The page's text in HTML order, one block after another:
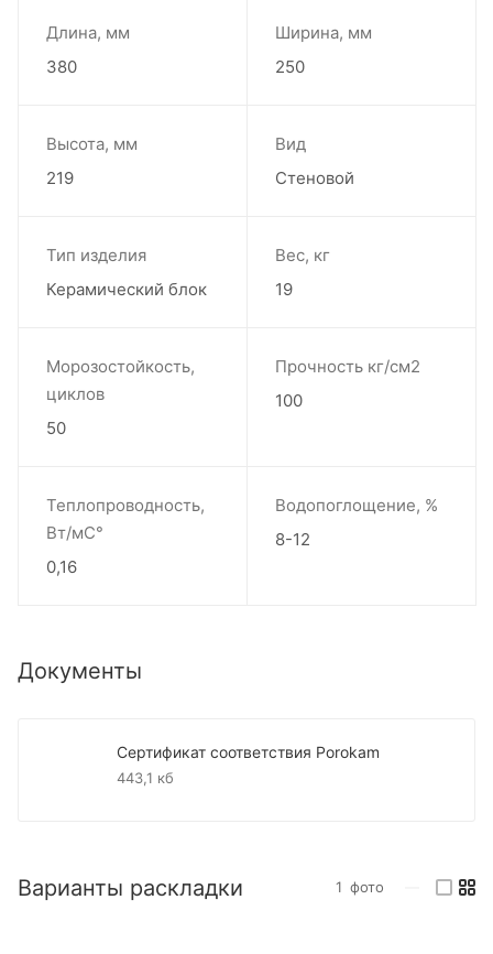
Длина, мм
380
Ширина, мм
250
Высота, мм
219
Вид
Стеновой
Тип изделия
Керамический блок
Вес, кг
19
Морозостойкость,
циклов
50
Прочность кг/см2
100
Теплопроводность,
Вт/мС°
0,16
Водопоглощение, %
8-12
Документы
Сертификат соответствия Porokam
443,1 кб
Варианты раскладки 1 фото